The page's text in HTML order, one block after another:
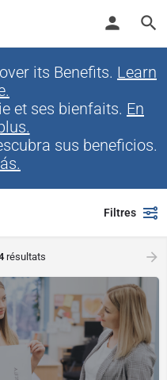
its Benefits. Learn
et ses bienfaits. En
sus beneficios.
Filtres
résultats